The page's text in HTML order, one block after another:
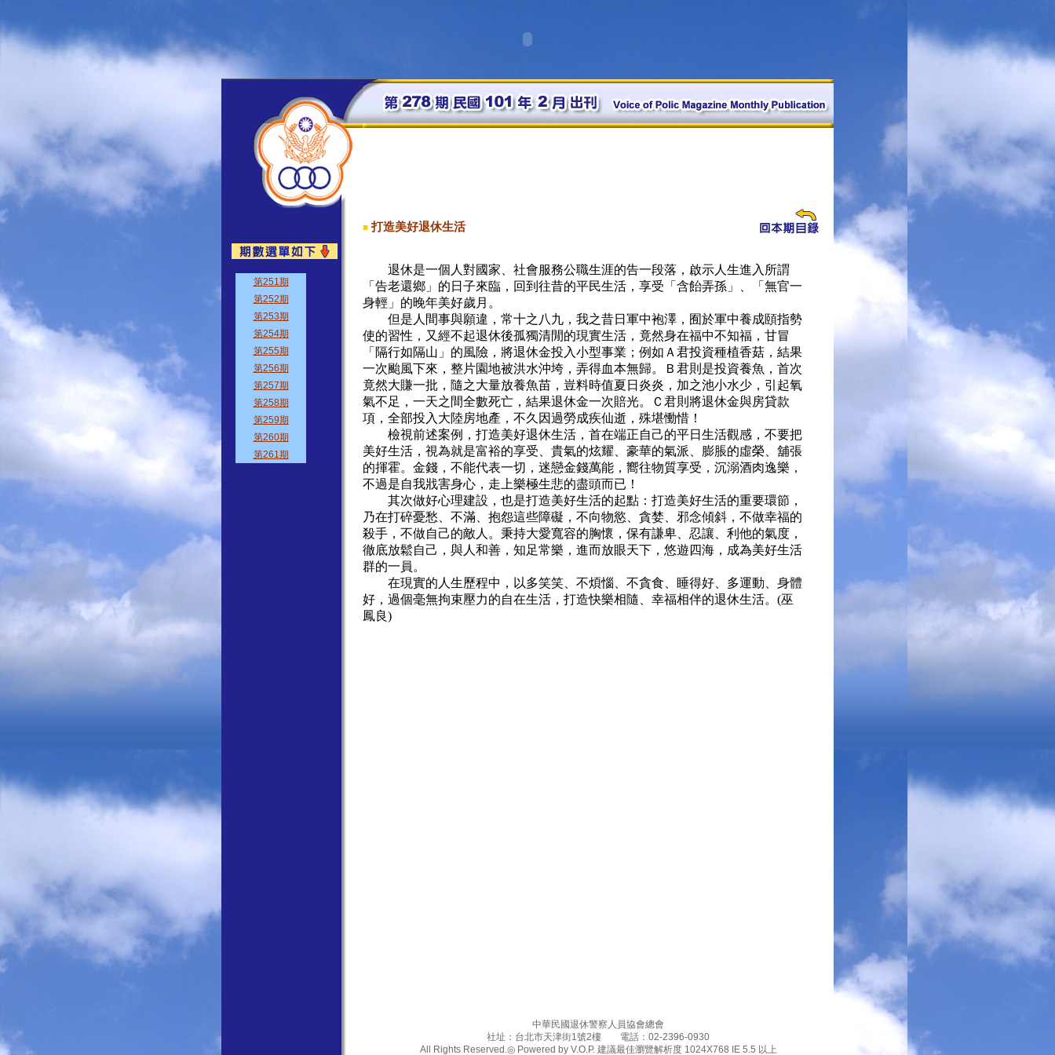
■ 打造美好退休生活
退休是一個人對國家、社會服務公職生涯的告一段落，啟示人生進入所謂
「告老還鄉」的日子來臨，回到往昔的平民生活，享受「含飴弄孫」、「無官一
身輕」的晚年美好歲月。
但是人間事與願違，常十之八九，我之昔日軍中袍澤，囿於軍中養成頤指勢
使的習性，又經不起退休後孤獨清閒的現實生活，竟然身在福中不知福，甘冒
「隔行如隔山」的風險，將退休金投入小型事業；例如Ａ君投資種植香菇，結果
一次颱風下來，整片園地被洪水沖垮，弄得血本無歸。Ｂ君則是投資養魚，首次
竟然大賺一批，隨之大量放養魚苗，豈料時值夏日炎炎，加之池小水少，引起氧
氣不足，一天之間全數死亡，結果退休金一次賠光。Ｃ君則將退休金與房貸款
項，全部投入大陸房地產，不久因過勞成疾仙逝，殊堪慟惜！
檢視前述案例，打造美好退休生活，首在端正自己的平日生活觀感，不要把
美好生活，視為就是富裕的享受、貴氣的炫耀、豪華的氣派、膨脹的虛榮、舖張
的揮霍。金錢，不能代表一切，迷戀金錢萬能，嚮往物質享受，沉溺酒肉逸樂，
不過是自我戕害身心，走上樂極生悲的盡頭而已！
其次做好心理建設，也是打造美好生活的起點：打造美好生活的重要環節，
乃在打碎憂愁、不滿、抱怨這些障礙，不向物慾、貪婪、邪念傾斜，不做幸福的
殺手，不做自己的敵人。秉持大愛寬容的胸懷，保有謙卑、忍讓、利他的氣度，
徹底放鬆自己，與人和善，知足常樂，進而放眼天下，悠遊四海，成為美好生活
群的一員。
在現實的人生歷程中，以多笑笑、不煩惱、不貪食、睡得好、多運動、身體
好，過個毫無拘束壓力的自在生活，打造快樂相隨、幸福相伴的退休生活。(巫
鳳良)
中華民國退休警察人員協會總會
社址：台北市天津街1號2樓 電話：02-2396-0930
All Rights Reserved.◎ Powered by V.O.P. 建議最佳瀏覽解析度 1024X768 IE 5.5 以上